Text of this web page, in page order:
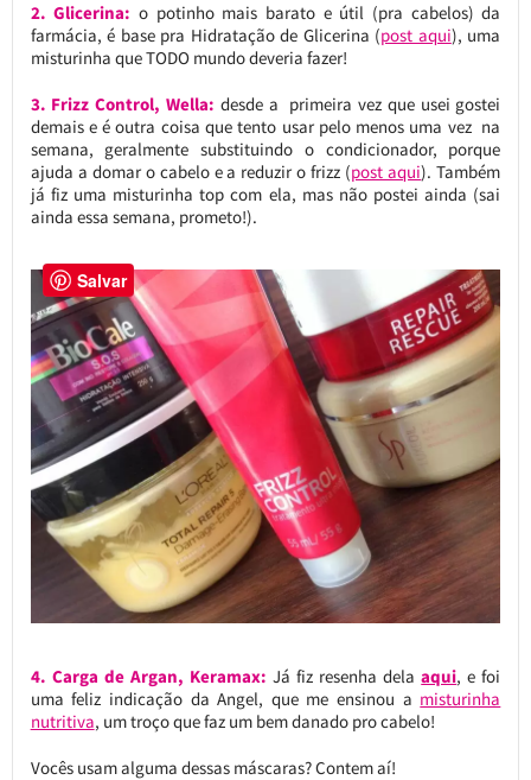
2. Glicerina: o potinho mais barato e útil (pra cabelos) da
farmácia, é base pra Hidratação de Glicerina (post aqui), uma
misturinha que TODO mundo deveria fazer!
3. Frizz Control, Wella: desde a primeira vez que usei gostei
demais e é outra coisa que tento usar pelo menos uma vez na
semana, geralmente substituindo o condicionador, porque
ajuda a domar o cabelo e a reduzir o frizz (post aqui). Também
já fiz uma misturinha top com ela, mas não postei ainda (sai
ainda essa semana, prometo!).
4. Carga de Argan, Keramax: Já fiz resenha delaaqui, e foi
uma feliz indicação da Angel, que me ensinou a misturinha
nutritiva, um troço que faz um bem danado pro cabelo!
Vocês usam alguma dessas máscaras? Contem aí!
Salvar